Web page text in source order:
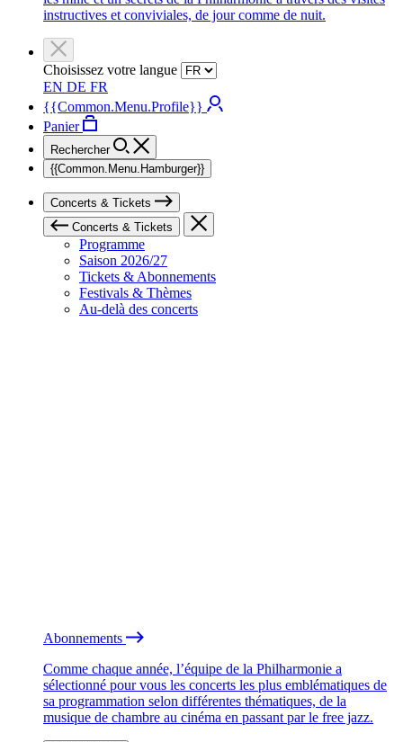
instructives et conviviales, de jour comme de nuit.
Choisissez votre langue
EN DE FR
{{Common.Menu.Profile}}
Panier
Rechercher
{{Common.Menu.Hamburger}}
Concerts & Tickets
Concerts & Tickets
Programme
Saison 2026/27
Tickets & Abonnements
Festivals & Thèmes
Au-delà des concerts
Abonnements
Comme chaque année, l’équipe de la Philharmonie a
sélectionné pour vous les concerts les plus emblématiques de
sa programmation selon différentes thématiques, de la
musique de chambre au cinéma en passant par le free jazz.